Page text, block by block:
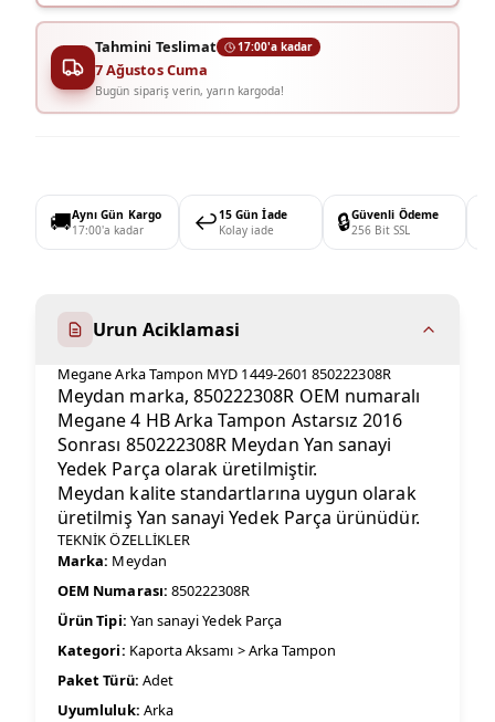
Tahmini Teslimat 17:00'a kadar
7 Ağustos Cuma
Bugün sipariş verin, yarın kargoda!
🚚Aynı Gün Kargo
17:00'a kadar
↩️15 Gün İade
Kolay iade
🔒Güvenli Ödeme
256 Bit SSL
Urun Aciklamasi
Megane Arka Tampon MYD 1449-2601 850222308R
Meydan marka, 850222308R OEM numaralı
Megane 4 HB Arka Tampon Astarsız 2016
Sonrası 850222308R Meydan Yan sanayi
Yedek Parça olarak üretilmiştir.
Meydan kalite standartlarına uygun olarak
üretilmiş Yan sanayi Yedek Parça ürünüdür.
TEKNİK ÖZELLİKLER
Marka: Meydan
OEM Numarası: 850222308R
Ürün Tipi: Yan sanayi Yedek Parça
Kategori: Kaporta Aksamı > Arka Tampon
Paket Türü: Adet
Uyumluluk: Arka